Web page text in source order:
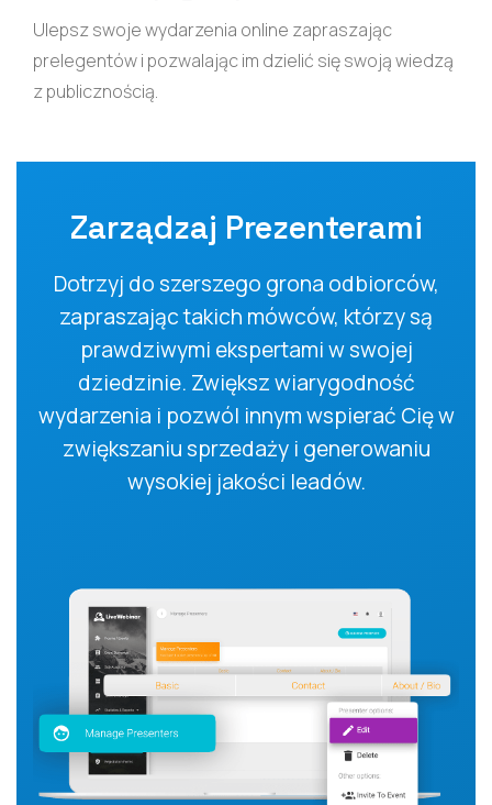
Ulepsz swoje wydarzenia online zapraszając
prelegentów i pozwalając im dzielić się swoją wiedzą
z publicznością.
Zarządzaj Prezenterami
Dotrzyj do szerszego grona odbiorców,
zapraszając takich mówców, którzy są
prawdziwymi ekspertami w swojej
dziedzinie. Zwiększ wiarygodność
wydarzenia i pozwól innym wspierać Cię w
zwiększaniu sprzedaży i generowaniu
wysokiej jakości leadów.